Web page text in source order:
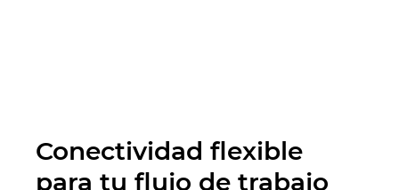
Conectividad flexible
para tu flujo de trabajo